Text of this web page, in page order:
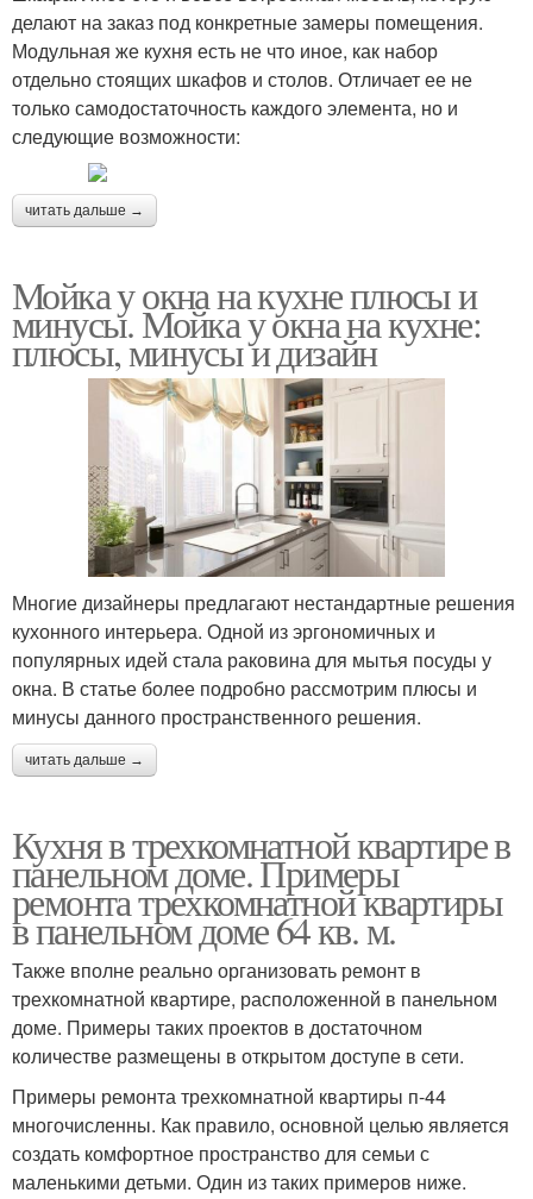
делают на заказ под конкретные замеры помещения.
Модульная же кухня есть не что иное, как набор
отдельно стоящих шкафов и столов. Отличает ее не
только самодостаточность каждого элемента, но и
следующие возможности:
читать дальше →
Мойка у окна на кухне плюсы и
минусы. Мойка у окна на кухне:
плюсы, минусы и дизайн
Многие дизайнеры предлагают нестандартные решения
кухонного интерьера. Одной из эргономичных и
популярных идей стала раковина для мытья посуды у
окна. В статье более подробно рассмотрим плюсы и
минусы данного пространственного решения.
читать дальше →
Кухня в трехкомнатной квартире в
панельном доме. Примеры
ремонта трехкомнатной квартиры
в панельном доме 64 кв. м.
Также вполне реально организовать ремонт в
трехкомнатной квартире, расположенной в панельном
доме. Примеры таких проектов в достаточном
количестве размещены в открытом доступе в сети.
Примеры ремонта трехкомнатной квартиры п-44
многочисленны. Как правило, основной целью является
создать комфортное пространство для семьи с
маленькими детьми. Один из таких примеров ниже.